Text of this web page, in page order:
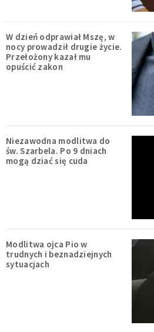
W dzień odprawiał Mszę, w
nocy prowadził drugie życie.
Przełożony kazał mu
opuścić zakon
Niezawodna modlitwa do
św. Szarbela. Po 9 dniach
mogą dziać się cuda
Modlitwa ojca Pio w
trudnych i beznadziejnych
sytuacjach